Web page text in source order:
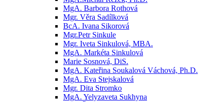
MgA. Barbora Rothová
Mgr. Věra Sadílková
BcA. Ivana Sikorová
Mgr.Petr Sinkule
Mgr. Iveta Sinkulová, MBA.
MgA. Markéta Sinkulová
Marie Sosnová, DiS.
MgA. Kateřina Soukalová Váchová, Ph.D.
MgA. Eva Stejskalová
Mgr. Dita Stromko
MgA. Yelyzaveta Sukhyna